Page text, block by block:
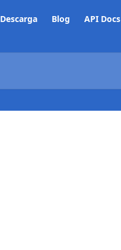
Descarga Blog API Docs